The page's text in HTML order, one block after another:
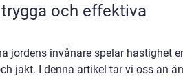
och effektiva
jordens invånare spelar hastighet
jakt. I denna artikel tar vi oss an